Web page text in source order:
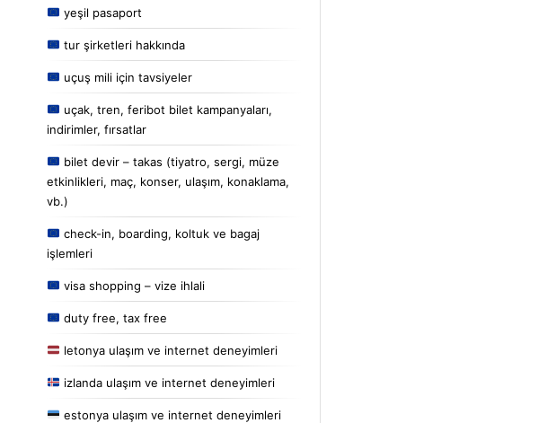
yeşil pasaport
tur şirketleri hakkında
uçuş mili için tavsiyeler
uçak, tren, feribot bilet kampanyaları,
indirimler, fırsatlar
bilet devir – takas (tiyatro, sergi, müze
etkinlikleri, maç, konser, ulaşım, konaklama,
vb.)
check-in, boarding, koltuk ve bagaj
işlemleri
visa shopping – vize ihlali
duty free, tax free
letonya ulaşım ve internet deneyimleri
izlanda ulaşım ve internet deneyimleri
estonya ulaşım ve internet deneyimleri